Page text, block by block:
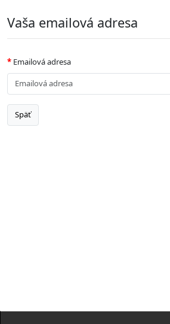
Vaša emailová adresa
Emailová adresa
Späť